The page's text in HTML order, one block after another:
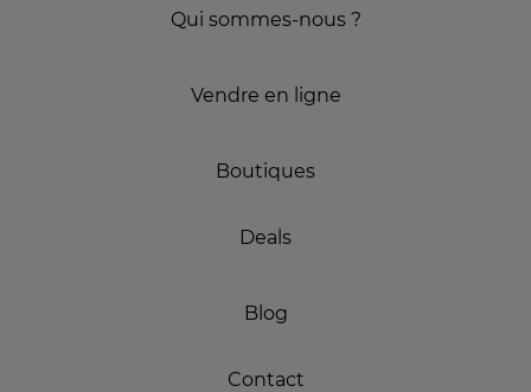
Qui sommes-nous ?
Vendre en ligne
Boutiques
Deals
Blog
Contact